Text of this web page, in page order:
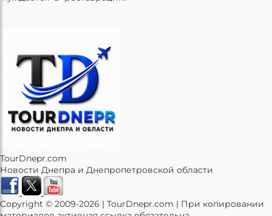
TourDnepr.com
Новости Днепра и Днепропетровской области
Copyright © 2009-2026 | TourDnepr.com | При копировании